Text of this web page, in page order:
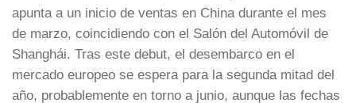
apunta a un inicio de ventas en China durante el mes
de marzo, coincidiendo con el Salón del Automóvil de
Shanghái. Tras este debut, el desembarco en el
mercado europeo se espera para la segunda mitad del
año, probablemente en torno a junio, aunque las fechas